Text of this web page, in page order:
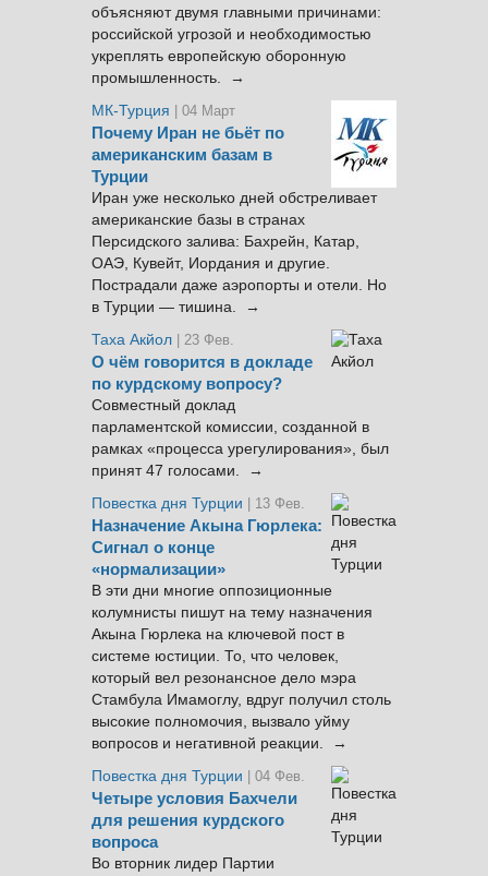
объясняют двумя главными причинами:
российской угрозой и необходимостью
укреплять европейскую оборонную
промышленность. →
МК-Турция
| 04 Март
Почему Иран не бьёт по
американским базам в
Турции
Иран уже несколько дней обстреливает
американские базы в странах
Персидского залива: Бахрейн, Катар,
ОАЭ, Кувейт, Иордания и другие.
Пострадали даже аэропорты и отели. Но
в Турции — тишина. →
Таха Акйол | 23 Фев.
О чём говорится в докладе
по курдскому вопросу?
Совместный доклад
парламентской комиссии, созданной в
рамках «процесса урегулирования», был
принят 47 голосами. →
Повестка дня Турции
| 13 Фев.
Назначение Акына Гюрлека:
Сигнал о конце
«нормализации»
В эти дни многие оппозиционные
колумнисты пишут на тему назначения
Акына Гюрлека на ключевой пост в
системе юстиции. То, что человек,
который вел резонансное дело мэра
Стамбула Имамоглу, вдруг получил столь
высокие полномочия, вызвало уйму
вопросов и негативной реакции. →
Повестка дня Турции
| 04 Фев.
Четыре условия Бахчели
для решения курдского
вопроса
Во вторник лидер Партии